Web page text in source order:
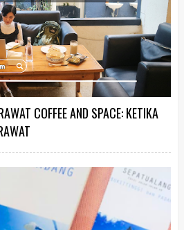
COFFEE AND SPACE: KETIKA